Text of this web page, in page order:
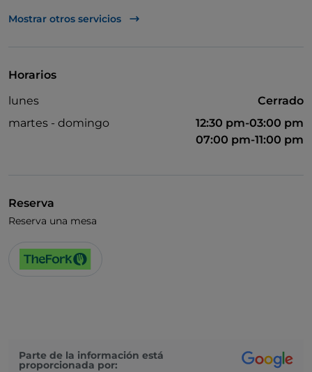
Acceso para inválidos
Mostrar otros servicios
Horarios
lunes
Cerrado
martes - domingo
12:30 pm-03:00 pm
07:00 pm-11:00 pm
Reserva
Reserva una mesa
Parte de la información está
proporcionada por: